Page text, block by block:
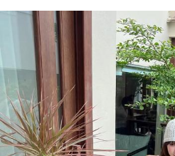
Tiện ích
Thông tin tòa soạn